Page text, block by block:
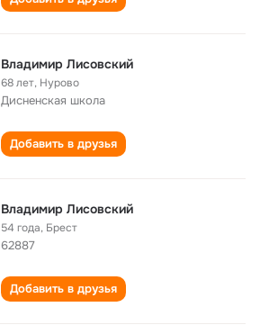
Владимир Лисовский
68 лет, Нурово
Дисненская школа
Добавить в друзья
Владимир Лисовский
54 года, Брест
62887
Добавить в друзья